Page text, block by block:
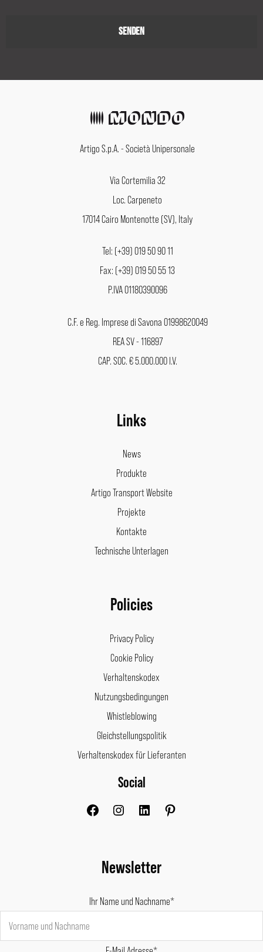
Artigo S.p.A. - Società Unipersonale
Via Cortemilia 32
Loc. Carpeneto
17014 Cairo Montenotte (SV), Italy
Tel: (+39) 019 50 90 11
Fax: (+39) 019 50 55 13
P.IVA 01180390096
C.F. e Reg. Imprese di Savona 01998620049
REA SV - 116897
CAP. SOC. € 5.000.000 I.V.
Links
News
Produkte
Artigo Transport Website
Projekte
Kontakte
Technische Unterlagen
Policies
Privacy Policy
Cookie Policy
Verhaltenskodex
Nutzungsbedingungen
Whistleblowing
Gleichstellungspolitik
Verhaltenskodex für Lieferanten
Social
FacebookInstagram
Newsletter
Ihr Name und Nachname*